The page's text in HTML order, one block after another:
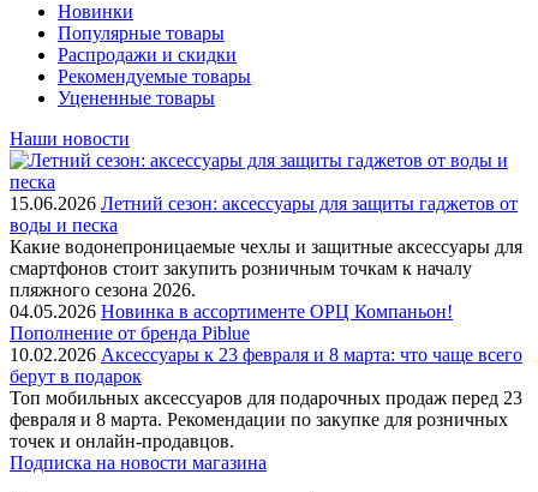
Новинки
Популярные товары
Распродажи и скидки
Рекомендуемые товары
Уцененные товары
Наши новости
15.06.2026 Летний сезон: аксессуары для защиты гаджетов от
воды и песка
Какие водонепроницаемые чехлы и защитные аксессуары для
смартфонов стоит закупить розничным точкам к началу
пляжного сезона 2026.
04.05.2026 Новинка в ассортименте OРЦ Компаньон!
Пополнение от бренда Piblue
10.02.2026 Аксессуары к 23 февраля и 8 марта: что чаще всего
берут в подарок
Топ мобильных аксессуаров для подарочных продаж перед 23
февраля и 8 марта. Рекомендации по закупке для розничных
точек и онлайн-продавцов.
Подписка на новости магазина